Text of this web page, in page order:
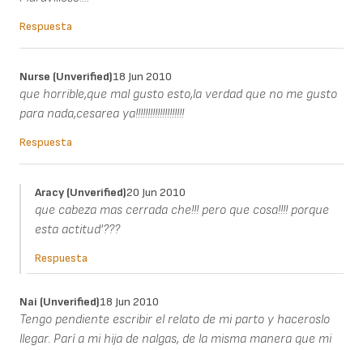
Respuesta
Nurse (unverified)18 Jun 2010
que horrible,que mal gusto esto,la verdad que no me gusto
para nada,cesarea ya!!!!!!!!!!!!!!!!!!!!
Respuesta
Aracy (unverified)20 Jun 2010
que cabeza mas cerrada che!!! pero que cosa!!!! porque
esta actitud'???
Respuesta
Nai (unverified)18 Jun 2010
Tengo pendiente escribir el relato de mi parto y haceroslo
llegar. Parí a mi hija de nalgas, de la misma manera que mi